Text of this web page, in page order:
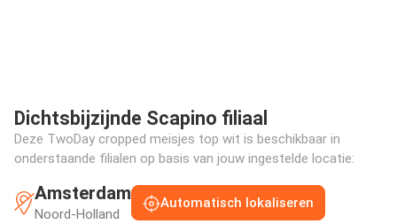
Dichtsbijzijnde Scapino filiaal
Deze TwoDay cropped meisjes top wit is beschikbaar in
onderstaande filialen op basis van jouw ingestelde locatie:
Amsterdam
Noord-Holland
Automatisch lokaliseren